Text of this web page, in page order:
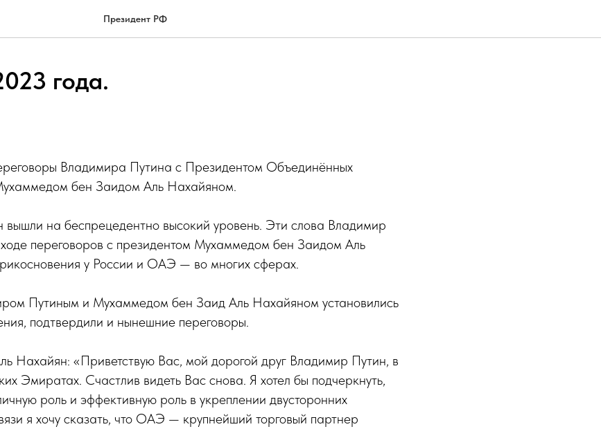
Президент РФ
года.
Владимира Путина с Президентом Объединённых
бен Заидом Аль Нахайяном.
вышли на беспрецедентно высокий уровень. Эти слова Владимир
переговоров с президентом Мухаммедом бен Заидом Аль
у России и ОАЭ — во многих сферах.
Путиным и Мухаммедом бен Заид Аль Нахайяном установились
подтвердили и нынешние переговоры.
Нахайян: «Приветствую Вас, мой дорогой друг Владимир Путин, в
Эмиратах. Счастлив видеть Вас снова. Я хотел бы подчеркнуть,
роль и эффективную роль в укреплении двусторонних
я хочу сказать, что ОАЭ — крупнейший торговый партнер